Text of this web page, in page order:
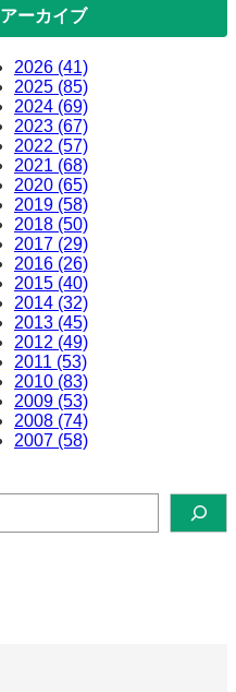
アーカイブ
2026 (41)
2025 (85)
2024 (69)
2023 (67)
2022 (57)
2021 (68)
2020 (65)
2019 (58)
2018 (50)
2017 (29)
2016 (26)
2015 (40)
2014 (32)
2013 (45)
2012 (49)
2011 (53)
2010 (83)
2009 (53)
2008 (74)
2007 (58)